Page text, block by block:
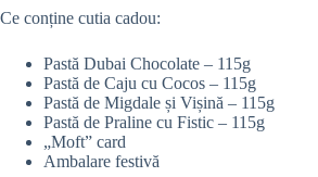
Ce conține cutia cadou:
Pastă Dubai Chocolate – 115g
Pastă de Caju cu Cocos – 115g
Pastă de Migdale și Vișină – 115g
Pastă de Praline cu Fistic – 115g
„Moft” card
Ambalare festivă